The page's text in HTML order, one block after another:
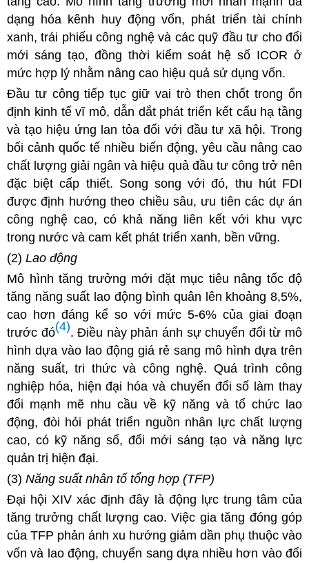
dạng hóa kênh huy động vốn, phát triển tài chính
xanh, trái phiếu công nghệ và các quỹ đầu tư cho đổi
mới sáng tạo, đồng thời kiểm soát hệ số ICOR ở
mức hợp lý nhằm nâng cao hiệu quả sử dụng vốn.
Đầu tư công tiếp tục giữ vai trò then chốt trong ổn
định kinh tế vĩ mô, dẫn dắt phát triển kết cấu hạ tầng
và tạo hiệu ứng lan tỏa đối với đầu tư xã hội. Trong
bối cảnh quốc tế nhiều biến động, yêu cầu nâng cao
chất lượng giải ngân và hiệu quả đầu tư công trở nên
đặc biệt cấp thiết. Song song với đó, thu hút FDI
được định hướng theo chiều sâu, ưu tiên các dự án
công nghệ cao, có khả năng liên kết với khu vực
trong nước và cam kết phát triển xanh, bền vững.
(2) Lao động
Mô hình tăng trưởng mới đặt mục tiêu nâng tốc độ
tăng năng suất lao động bình quân lên khoảng 8,5%,
cao hơn đáng kể so với mức 5-6% của giai đoạn
trước đó(4). Điều này phản ánh sự chuyển đổi từ mô
hình dựa vào lao động giá rẻ sang mô hình dựa trên
năng suất, tri thức và công nghệ. Quá trình công
nghiệp hóa, hiện đại hóa và chuyển đổi số làm thay
đổi mạnh mẽ nhu cầu về kỹ năng và tổ chức lao
động, đòi hỏi phát triển nguồn nhân lực chất lượng
cao, có kỹ năng số, đổi mới sáng tạo và năng lực
quản trị hiện đại.
(3) Năng suất nhân tố tổng hợp (TFP)
Đại hội XIV xác định đây là động lực trung tâm của
tăng trưởng chất lượng cao. Việc gia tăng đóng góp
của TFP phản ánh xu hướng giảm dần phụ thuộc vào
vốn và lao động, chuyển sang dựa nhiều hơn vào đổi